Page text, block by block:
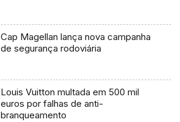
Cap Magellan lança nova campanha
de segurança rodoviária
Louis Vuitton multada em 500 mil
euros por falhas de anti-
branqueamento